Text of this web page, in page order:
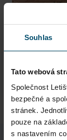
Souhlas
Tato webová
Společnost
bezpečné a
stránek.
pouze na
s nastavením
Tours